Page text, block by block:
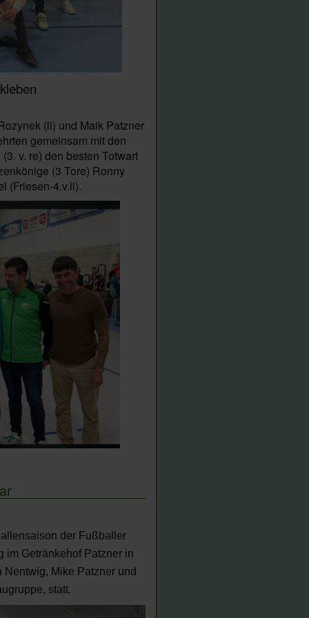
(li) und Maik Patzner
gemeinsam mit den
v. re) den besten Totwart
(3 Tore) Ronny
(Friesen-4.v.li).
der Fußballer
im Getränkehof Patzner in
Mike Patzner und
statt.